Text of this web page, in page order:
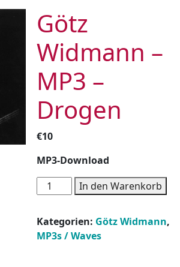
Götz
Widmann –
MP3 –
Drogen
€10
MP3-Download
Götz
Widmann
MP3
-
In den Warenkorb
Kategorien: Götz Widmann,
MP3s / Waves